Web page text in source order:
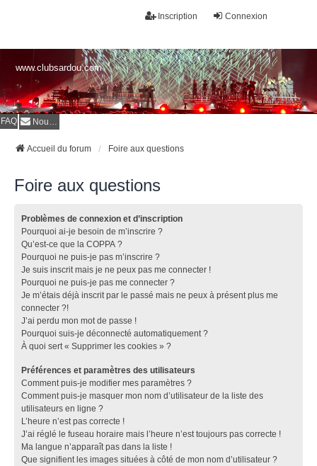
Connexion
Inscription
www.clubsardou.com
FAQ Nous contacter
Accueil du forum Foire aux questions
Foire aux questions
Problèmes de connexion et d’inscription
Pourquoi ai-je besoin de m’inscrire ?
Qu’est-ce que la COPPA ?
Pourquoi ne puis-je pas m’inscrire ?
Je suis inscrit mais je ne peux pas me connecter !
Pourquoi ne puis-je pas me connecter ?
Je m’étais déjà inscrit par le passé mais ne peux à présent plus me
connecter ?!
J’ai perdu mon mot de passe !
Pourquoi suis-je déconnecté automatiquement ?
À quoi sert « Supprimer les cookies » ?
Préférences et paramètres des utilisateurs
Comment puis-je modifier mes paramètres ?
Comment puis-je masquer mon nom d’utilisateur de la liste des
utilisateurs en ligne ?
L’heure n’est pas correcte !
J’ai réglé le fuseau horaire mais l’heure n’est toujours pas correcte !
Ma langue n’apparaît pas dans la liste !
Que signifient les images situées à côté de mon nom d’utilisateur ?